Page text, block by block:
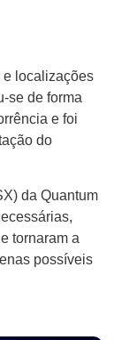
e localizações
se de forma
e foi
do
da Quantum
tornaram a
possíveis